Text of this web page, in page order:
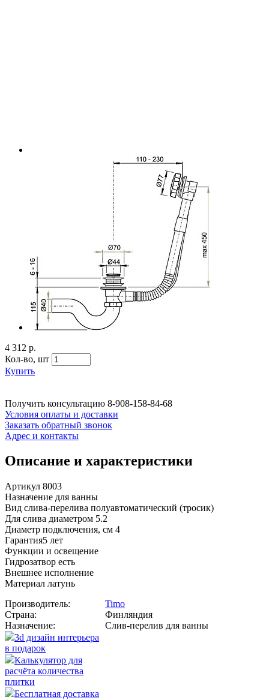
4 312 р.
Кол-во, шт
Купить
Получить консультацию 8-908-158-84-68
Условия оплаты и доставки
Заказать обратный звонок
Адрес и контакты
Описание и характеристики
Артикул 8003
Назначение для ванны
Вид слива-перелива полуавтоматический (тросик)
Для слива диаметром 5.2
Диаметр подключения, см 4
Гарантия5 лет
Функции и освещение
Гидрозатвор есть
Внешнее исполнение
Материал латунь
Производитель:
Timo
Страна:
Финляндия
Назначение:
Слив-перелив для ванны
3d дизайн интерьера
в подарок
Калькулятор для
расчёта количества
плитки
Бесплатная доставка